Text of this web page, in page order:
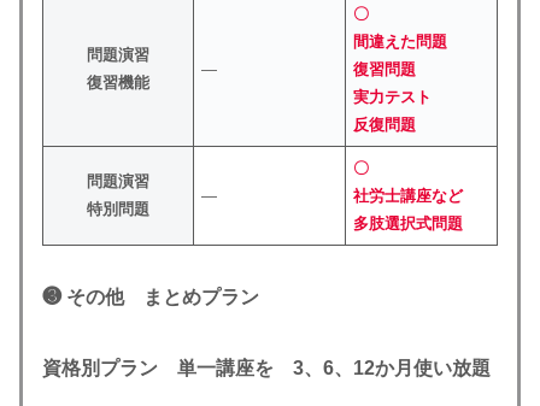
問題演習
復習機能
―
〇
間違えた問題
復習問題
実力テスト
反復問題
問題演習
特別問題
―
〇
社労士講座など
多肢選択式問題
❸ その他 まとめプラン
資格別プラン 単一講座を 3、6、12か月使い放題